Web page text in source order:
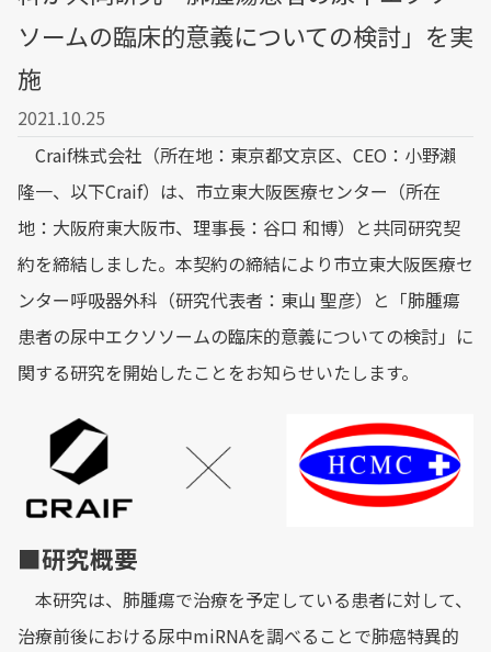
ソームの臨床的意義についての検討」を実
施
2021.10.25
Craif株式会社（所在地：東京都文京区、CEO：小野瀨
隆一、以下Craif）は、市立東大阪医療センター（所在
地：大阪府東大阪市、理事長：谷口 和博）と共同研究契
約を締結しました。本契約の締結により市立東大阪医療セ
ンター呼吸器外科（研究代表者：東山 聖彦）と「肺腫瘍
患者の尿中エクソソームの臨床的意義についての検討」に
関する研究を開始したことをお知らせいたします。
■研究概要
本研究は、肺腫瘍で治療を予定している患者に対して、
治療前後における尿中miRNAを調べることで肺癌特異的